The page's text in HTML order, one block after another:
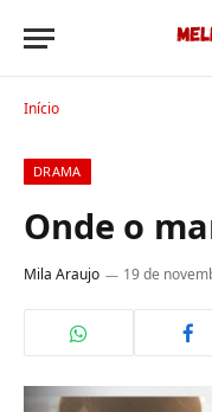
Início
DRAMA
Onde o
Mila Araujo 19 de